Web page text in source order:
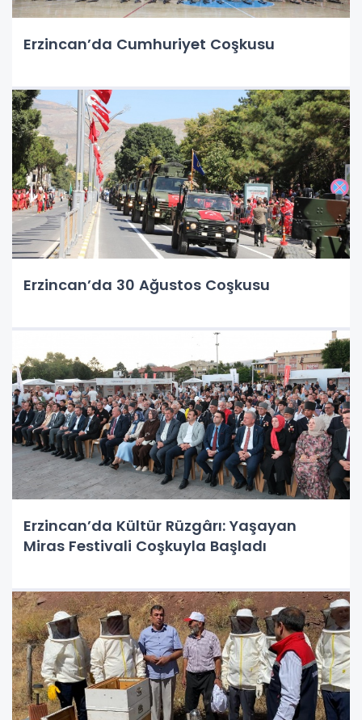
Erzincan’da Cumhuriyet Coşkusu
Erzincan’da 30 Ağustos Coşkusu
Erzincan’da Kültür Rüzgârı: Yaşayan
Miras Festivali Coşkuyla Başladı